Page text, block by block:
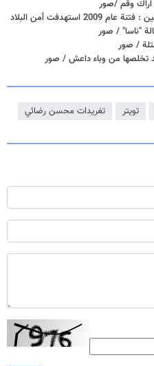
أمن البلاد
"ناسا" / صور
/ صور
تخلصها من وباء داعش / صور
تويتر تغريدات محسن رضائي